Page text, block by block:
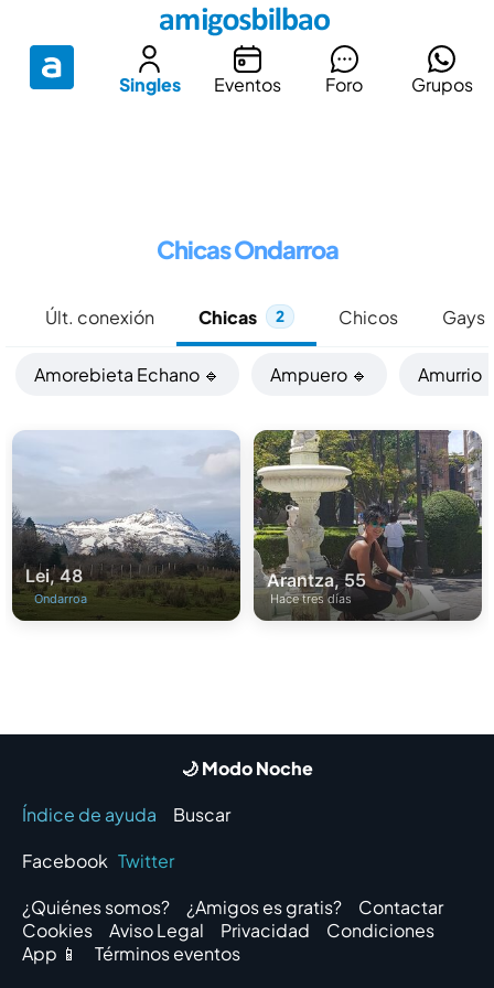
Singles Eventos Foro Grupos
Chicas Ondarroa
Últ. conexión Chicas 2 Chicos Gays
Amorebieta Echano 🔹 Ampuero 🔹 Amurrio
Lei, 48
Ondarroa
Arantza, 55
Hace tres días
🌙 Modo Noche
Índice de ayuda
Buscar
Facebook Twitter
¿Quiénes somos?
¿Amigos es gratis?
Contactar
Cookies
Aviso Legal Privacidad
Condiciones
App 📱
Términos eventos